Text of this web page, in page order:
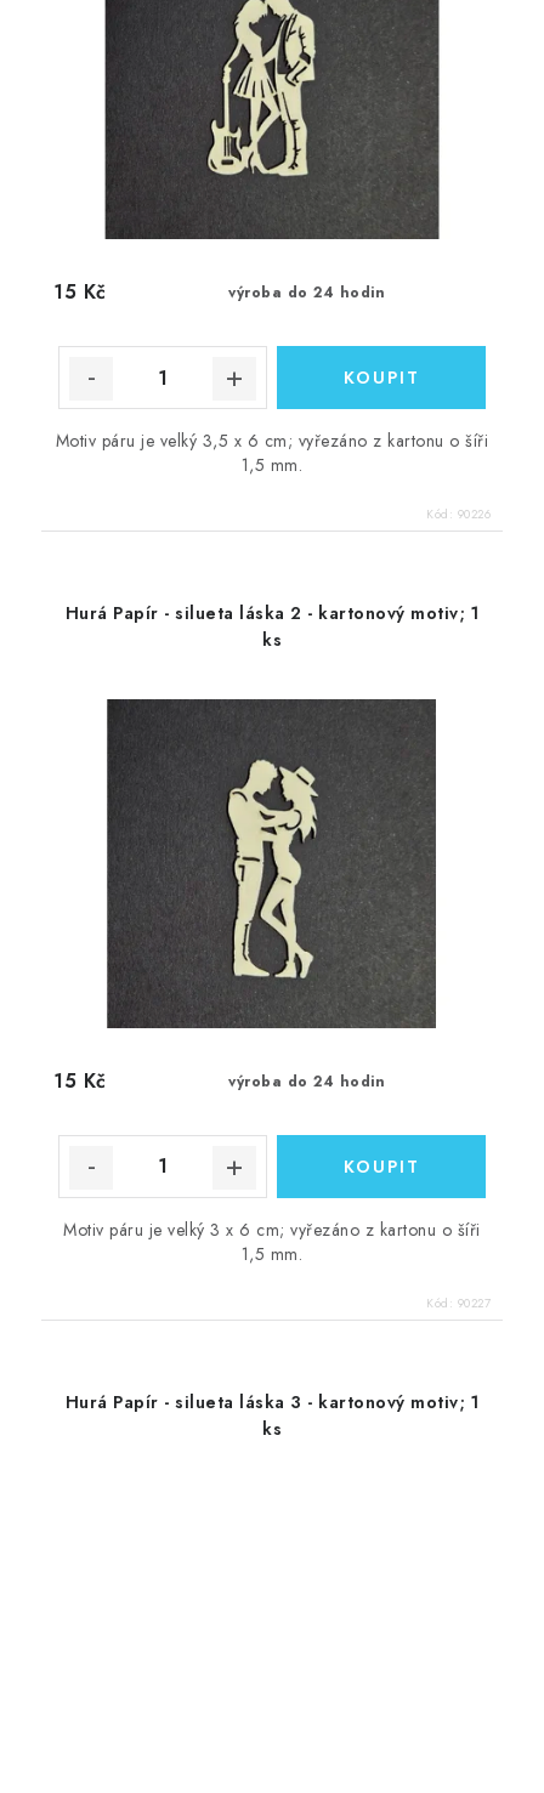
výroba do 24 hodin
15 Kč
Motiv páru je velký 3,5 x 6 cm; vyřezáno z kartonu o šíři
1,5 mm.
Kód: 90226
Hurá Papír - silueta láska 2 - kartonový motiv; 1
ks
výroba do 24 hodin
15 Kč
Motiv páru je velký 3 x 6 cm; vyřezáno z kartonu o šíři
1,5 mm.
Kód: 90227
Hurá Papír - silueta láska 3 - kartonový motiv; 1
ks